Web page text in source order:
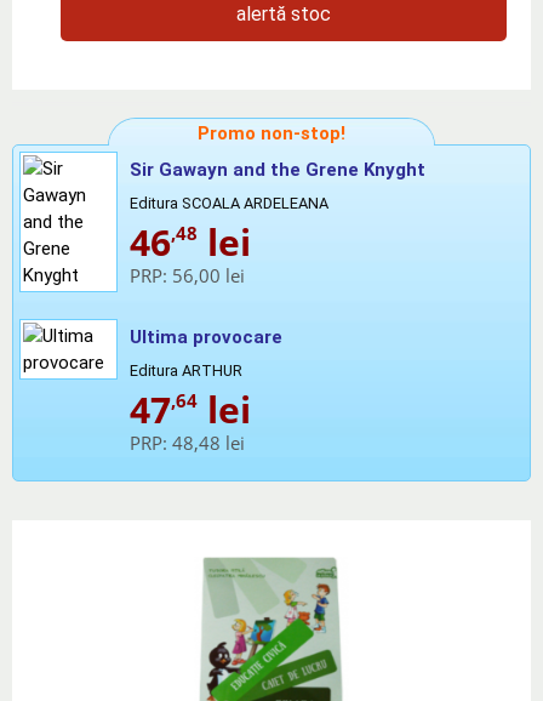
alertă stoc
Promo non-stop!
Sir Gawayn and the Grene Knyght
Editura SCOALA ARDELEANA
46,48 lei
PRP: 56,00 lei
Ultima provocare
Editura ARTHUR
47,64 lei
PRP: 48,48 lei